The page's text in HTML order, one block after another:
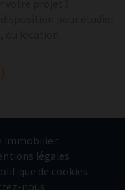
Immobilier
légales
de cookies
nous